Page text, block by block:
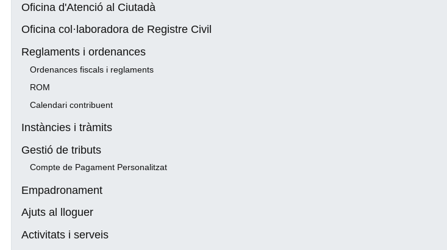
Oficina d'Atenció al Ciutadà
Oficina col·laboradora de Registre Civil
Reglaments i ordenances
Ordenances fiscals i reglaments
ROM
Calendari contribuent
Instàncies i tràmits
Gestió de tributs
Compte de Pagament Personalitzat
Empadronament
Ajuts al lloguer
Activitats i serveis